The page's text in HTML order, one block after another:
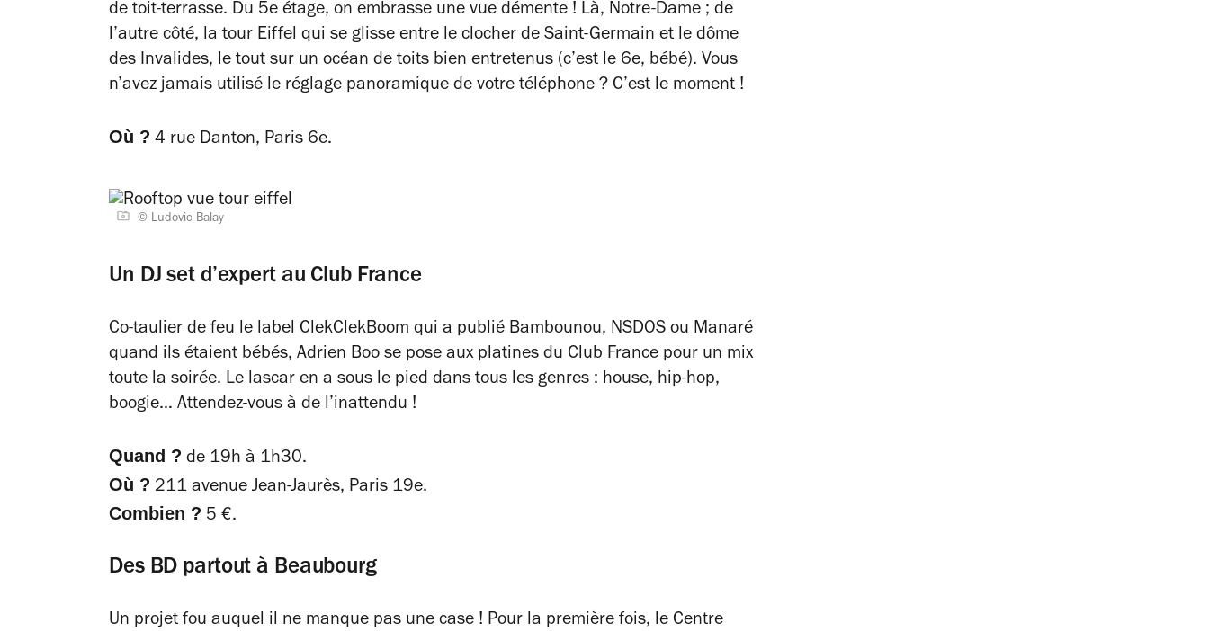
de toit-terrasse. Du 5e étage, on embrasse une vue démente ! Là, Notre-Dame ; de
l’autre côté, la tour Eiffel qui se glisse entre le clocher de Saint-Germain et le dôme
des Invalides, le tout sur un océan de toits bien entretenus (c’est le 6e, bébé). Vous
n’avez jamais utilisé le réglage panoramique de votre téléphone ? C’est le moment !
Où ? 4 rue Danton, Paris 6e.
© Ludovic Balay
Un DJ set d’expert au Club France
Co-taulier de feu le label ClekClekBoom qui a publié Bambounou, NSDOS ou Manaré
quand ils étaient bébés, Adrien Boo se pose aux platines du Club France pour un mix
toute la soirée. Le lascar en a sous le pied dans tous les genres : house, hip-hop,
boogie… Attendez-vous à de l’inattendu !
Quand ? de 19h à 1h30.
Où ? 211 avenue Jean-Jaurès, Paris 19e.
Combien ? 5 €.
Des BD partout à Beaubourg
Un projet fou auquel il ne manque pas une case ! Pour la première fois, le Centre